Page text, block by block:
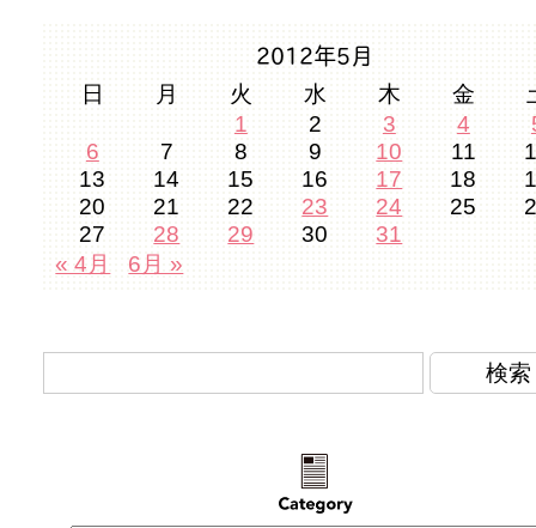
2012年5月
日 月 火 水 木 金
1
2 3 4
6
7 8 9 10 11
13
14 15 16 17 18
20
21 22 23 24 25
27
28 29 30
31
« 4月
6月 »